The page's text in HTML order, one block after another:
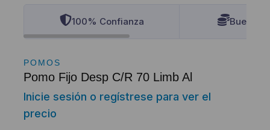
100% Confianza Buenos
POMOS
Pomo Fijo Desp C/R 70 Limb Al
Inicie sesión o regístrese para ver el
precio